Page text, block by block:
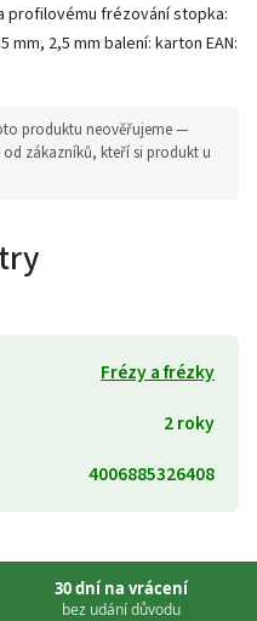
profilovému frézování stopka:
mm, 2,5 mm balení: karton EAN:
produktu neověřujeme —
zákazníků, kteří si produkt u
Frézy a frézky
2 roky
4006885326408
30 dní na vrácení
bez udání důvodu